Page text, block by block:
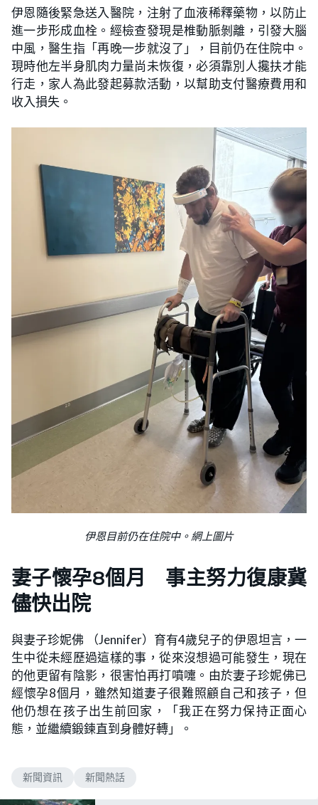
伊恩隨後緊急送入醫院，注射了血液稀釋藥物，以防止
進一步形成血栓。經檢查發現是椎動脈剝離，引發大腦
中風，醫生指「再晚一步就沒了」，目前仍在住院中。
現時他左半身肌肉力量尚未恢復，必須靠別人攙扶才能
行走，家人為此發起募款活動，以幫助支付醫療費用和
收入損失。
伊恩目前仍在住院中。網上圖片
妻子懷孕8個月 事主努力復康冀
儘快出院
與妻子珍妮佛 （Jennifer）育有4歲兒子的伊恩坦言，一
生中從未經歷過這樣的事，從來沒想過可能發生，現在
的他更留有陰影，很害怕再打噴嚏。由於妻子珍妮佛已
經懷孕8個月，雖然知道妻子很難照顧自己和孩子，但
他仍想在孩子出生前回家，「我正在努力保持正面心
態，並繼續鍛鍊直到身體好轉」。
新聞資訊 新聞熱話